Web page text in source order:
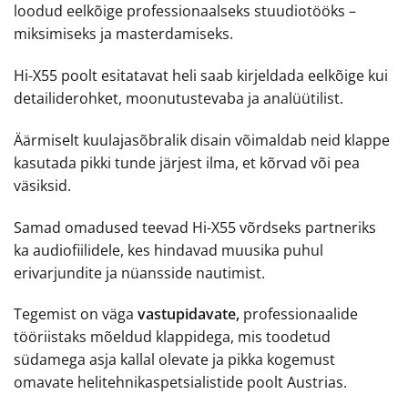
loodud eelkõige professionaalseks stuudiotööks –
miksimiseks ja masterdamiseks.
Hi-X55 poolt esitatavat heli saab kirjeldada eelkõige kui
detailiderohket, moonutustevaba ja analüütilist.
Äärmiselt kuulajasõbralik disain võimaldab neid klappe
kasutada pikki tunde järjest ilma, et kõrvad või pea
väsiksid.
Samad omadused teevad Hi-X55 võrdseks partneriks
ka audiofiilidele, kes hindavad muusika puhul
erivarjundite ja nüansside nautimist.
Tegemist on väga vastupidavate, professionaalide
tööriistaks mõeldud klappidega, mis toodetud
südamega asja kallal olevate ja pikka kogemust
omavate helitehnikaspetsialistide poolt Austrias.